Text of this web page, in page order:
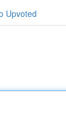
Upvoted